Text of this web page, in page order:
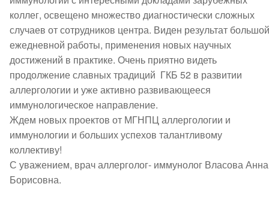
коллег, освещено множество диагностически сложных
случаев от сотрудников центра. Виден результат большой
ежедневной работы, применения новых научных
достижений в практике. Очень приятно видеть
продолжение славных традиций  ГКБ 52 в развитии
аллергологии и уже активно развивающееся
иммунологическое направление.
Ждем новых проектов от МГНПЦ аллергологии и
иммунологии и больших успехов талантливому
коллективу!
С уважением, врач аллерголог- иммунолог Власова Анна
Борисовна.